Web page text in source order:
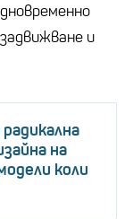
и
на
коли